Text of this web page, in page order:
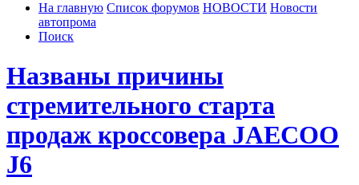
На главную Список форумов НОВОСТИ Новости
автопрома
Поиск
Названы причины
стремительного старта
продаж кроссовера JAECOO
J6